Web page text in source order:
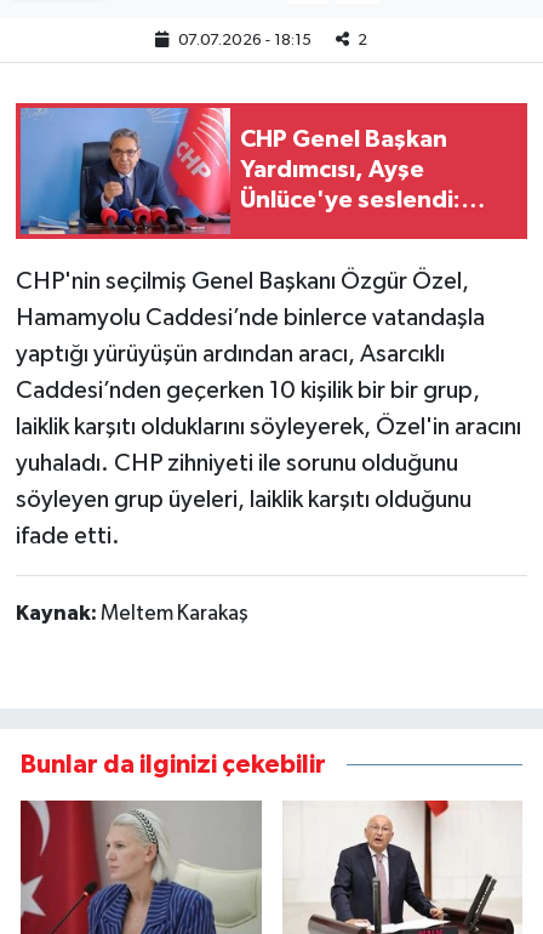
07.07.2026 - 18:15 2
CHP Genel Başkan
Yardımcısı, Ayşe
Ünlüce'ye seslendi:
kalmasın"
CHP'nin seçilmiş Genel Başkanı Özgür Özel,
Hamamyolu Caddesi’nde binlerce vatandaşla
yaptığı yürüyüşün ardından aracı, Asarcıklı
Caddesi’nden geçerken 10 kişilik bir bir grup,
laiklik karşıtı olduklarını söyleyerek, Özel'in aracını
yuhaladı. CHP zihniyeti ile sorunu olduğunu
söyleyen grup üyeleri, laiklik karşıtı olduğunu
ifade etti.
Kaynak: Meltem Karakaş
Bunlar da ilginizi çekebilir